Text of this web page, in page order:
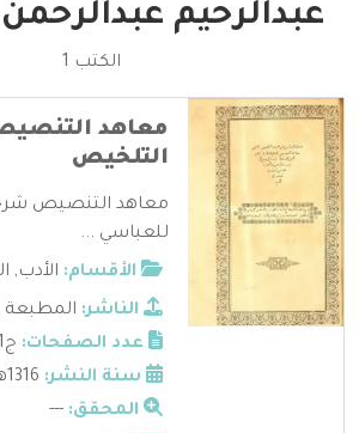
عبدالرحيم
الكتب 1
معاهد
التلخيص
معاهد التنصيص
للعباسي ...
الأقسام: الأدب,
الناشر: المطبعة
عدد الصفحات: ج1 - 264
سنة النشر:
المحقق: ---